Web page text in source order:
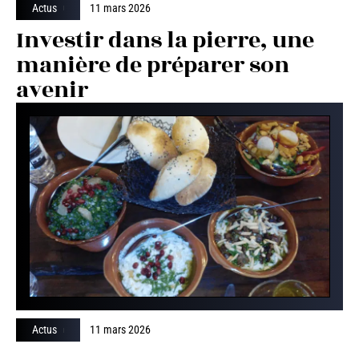
Actus 11 mars 2026
Investir dans la pierre, une
manière de préparer son
avenir
Actus 11 mars 2026